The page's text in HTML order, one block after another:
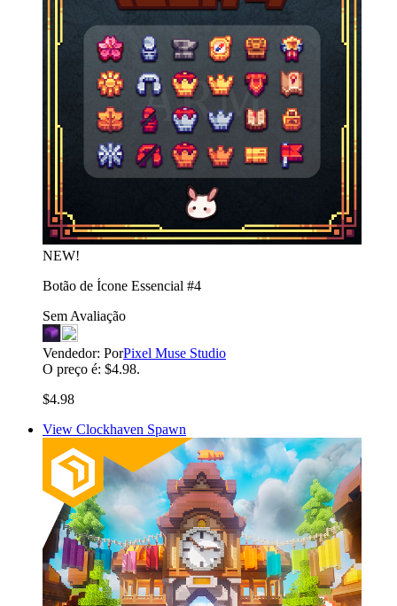
NEW!
Botão de Ícone Essencial #4
Sem Avaliação
Vendedor: PorPixel Muse Studio
O preço é: $4.98.
$4.98
View Clockhaven Spawn